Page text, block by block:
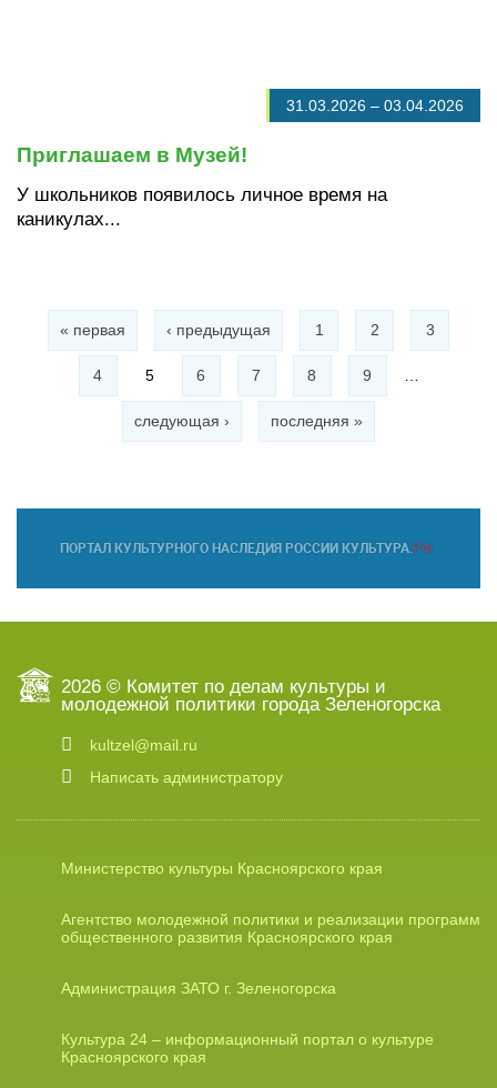
31.03.2026 – 03.04.2026
Приглашаем в Музей!
У школьников появилось личное время на
каникулах...
Страницы
« первая ‹ предыдущая 1 2 3
4 5 6 7 8 9
следующая › последняя »
2026 © Комитет по делам культуры и
молодежной политики города Зеленогорска
kultzel@mail.ru
Написать администратору
Министерство культуры Красноярского края
Агентство молодежной политики и реализации программ
общественного развития Красноярского края
Администрация ЗАТО г. Зеленогорска
Культура 24 – информационный портал о культуре
Красноярского края